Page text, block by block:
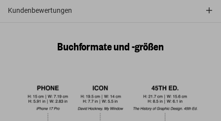
Kundenbewertungen
Buchformate und -größen